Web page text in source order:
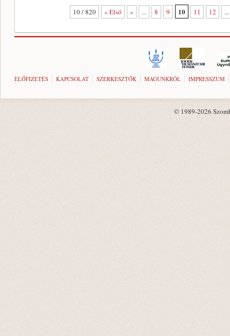
10 / 820 « Első « ... 8 9 10 11 12 ...
ELŐFIZETÉS KAPCSOLAT SZERKESZTŐK MAGUNKRÓL IMPRESSZUM
© 1989-2026